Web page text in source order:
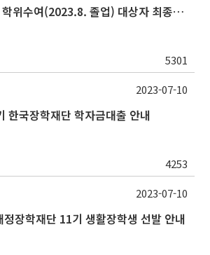
2022학년도 후기 학위수여(2023.8. 졸업) 대상자 최종인준 논문 제출 안내
5301
한국장학재단 학자금대출 안내
4253
2023-07-10
장학재단 11기 생활장학생 선발 안내
2023-07-10